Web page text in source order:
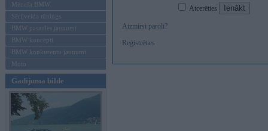
Mēneša BMW
Sērijveida tūnings
BMW pasaules jaunumi
BMW koncepti
BMW konkurentu jaunumi
Moto
Gadījuma bilde
Atcerēties
Aizmirsi paroli?
Reģistrēties